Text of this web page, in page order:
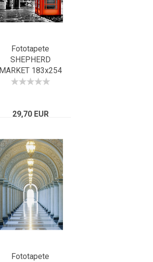
Fototapete
SHEPHERD
MARKET 183x254
rote englische
29,70 EUR
Fototapete